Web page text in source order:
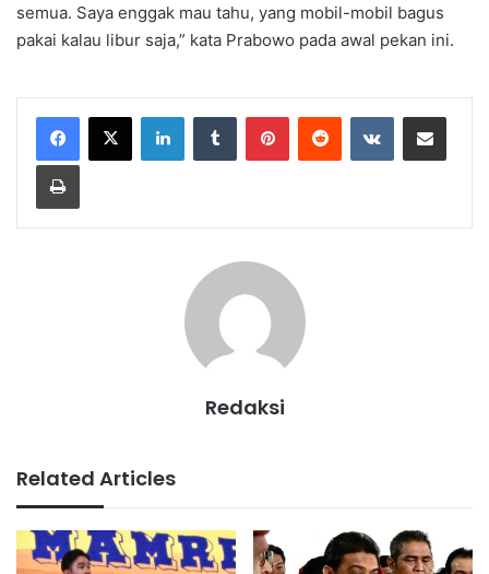
semua. Saya enggak mau tahu, yang mobil-mobil bagus
pakai kalau libur saja,” kata Prabowo pada awal pekan ini.
LinkedInTumblr PinterestReddit VKontakteShare via Email
Print
Redaksi
Related Articles